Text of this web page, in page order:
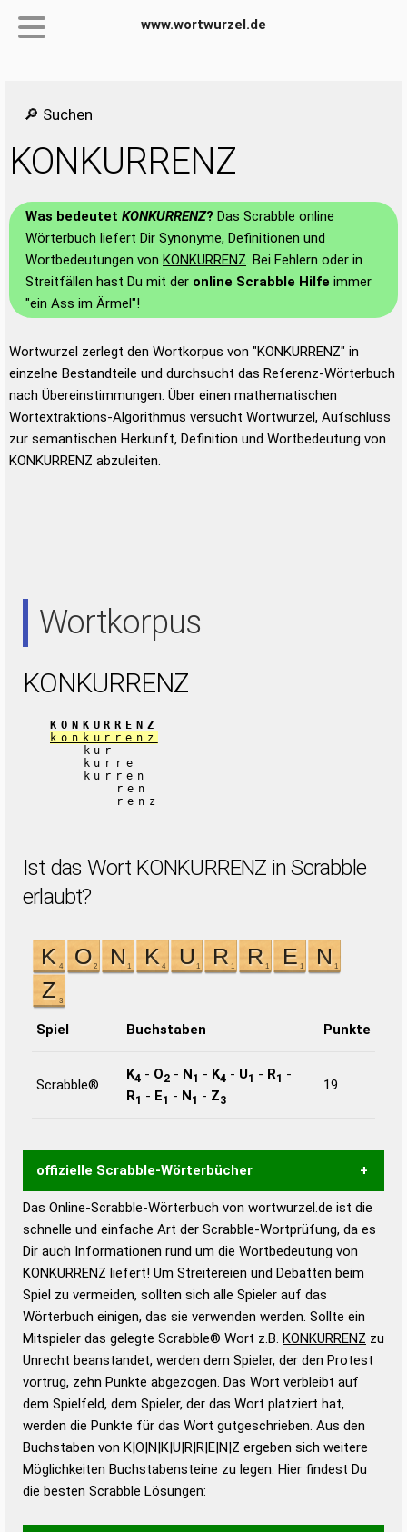
www.wortwurzel.de
🔎 Suchen
KONKURRENZ
Was bedeutet KONKURRENZ? Das Scrabble online
Wörterbuch liefert Dir Synonyme, Definitionen und
Wortbedeutungen von KONKURRENZ. Bei Fehlern oder in
Streitfällen hast Du mit der online Scrabble Hilfe immer
"ein Ass im Ärmel"!
Wortwurzel zerlegt den Wortkorpus von "KONKURRENZ" in
einzelne Bestandteile und durchsucht das Referenz-Wörterbuch
nach Übereinstimmungen. Über einen mathematischen
Wortextraktions-Algorithmus versucht Wortwurzel, Aufschluss
zur semantischen Herkunft, Definition und Wortbedeutung von
KONKURRENZ abzuleiten.
Wortkorpus
KONKURRENZ
KONKURRENZ
konkurrenz
kur
kurre
kurren
ren
renz
Ist das Wort KONKURRENZ in Scrabble
erlaubt?
Spiel Buchstaben Punkte
Scrabble®
K4 - O2 - N1 - K4 - U1 - R1 -
R1 - E1 - N1 - Z3
19
offizielle Scrabble-Wörterbücher
Wortwurzel liefert mit Hilfe eines semantischen
Wortanalyse-Algorithmus gute Anhaltspunkte zu
Wortbedeutung, Worttrennung und Wortform, um die
Gültigkeit eines Wortes für das Scrabble-Spiel zu
bestimmen! zugelassene Turnier Scrabble-
Wörterbücher sind:
Duden – Standardwerk in 12 Bänden
Duden – Richtiges und gutes
Deutsch
Duden – Die deutsche Grammatik
Duden – Deutsches
Universalwörterbuch
Das Online-Scrabble-Wörterbuch von wortwurzel.de ist die
schnelle und einfache Art der Scrabble-Wortprüfung, da es
Dir auch Informationen rund um die Wortbedeutung von
KONKURRENZ liefert! Um Streitereien und Debatten beim
Spiel zu vermeiden, sollten sich alle Spieler auf das
Wörterbuch einigen, das sie verwenden werden. Sollte ein
Mitspieler das gelegte Scrabble® Wort z.B. KONKURRENZ zu
Unrecht beanstandet, werden dem Spieler, der den Protest
vortrug, zehn Punkte abgezogen. Das Wort verbleibt auf
dem Spielfeld, dem Spieler, der das Wort platziert hat,
werden die Punkte für das Wort gutgeschrieben. Aus den
Buchstaben von K|O|N|K|U|R|R|E|N|Z ergeben sich weitere
Möglichkeiten Buchstabensteine zu legen. Hier findest Du
die besten Scrabble Lösungen: